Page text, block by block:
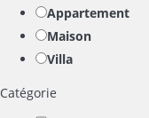
Appartement
Maison
Villa
Catégorie